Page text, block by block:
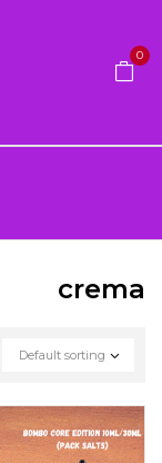
0
crema
Default sorting